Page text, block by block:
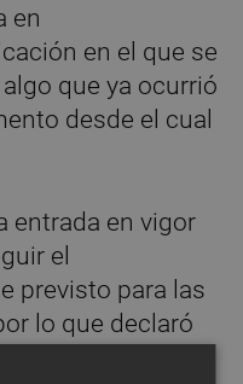
en
en el que se
que ya ocurrió
desde el cual
entrada en vigor
el
previsto para las
lo que declaró